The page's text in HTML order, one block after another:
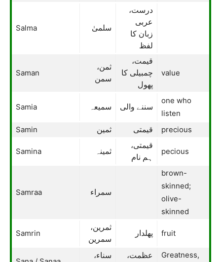
Salma سلمیٰ
درست،
عربی
زبان کا
لفظ
Saman
ثمن،
سمن
قیمت،
چمبیلی کا
پھول
value
Samia سمیعہ سننے والی
one who
listen
Samin
ثمین قیمتی precious
Samina ثمینہ
قیمتی،
ہم نام
pecious
Samraa سمراء
brown-
skinned;
olive-
skinned
Samrin
ثمرین،
سمرین
پھلدار fruit
سناء،
عظمت،
Greatness,